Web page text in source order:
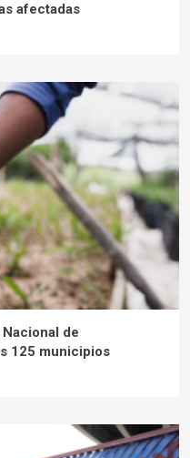
afectadas
de
125 municipios